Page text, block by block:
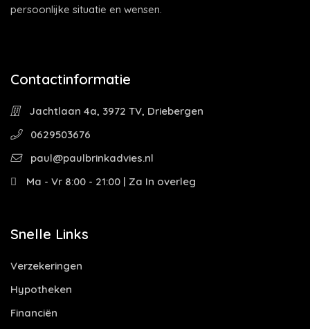
persoonlijke situatie en wensen.
Contactinformatie
Jachtlaan 4a, 3972 TV, Driebergen
0629503676
paul@paulbrinkadvies.nl
Ma - Vr 8:00 - 21:00 | Za In overleg
Snelle Links
Verzekeringen
Hypotheken
Financiën